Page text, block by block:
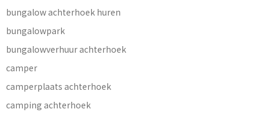
bungalow achterhoek huren
bungalowpark
bungalowverhuur achterhoek
camper
camperplaats achterhoek
camping achterhoek